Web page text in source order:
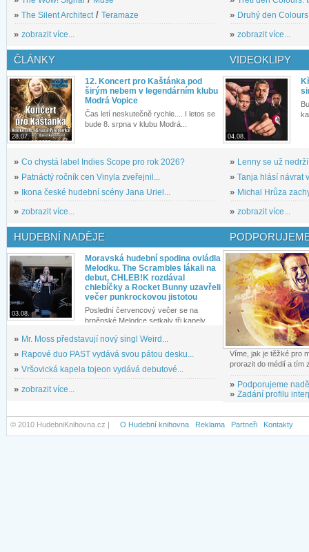
» The Silent Architect / Teramaze
» zobrazit více...
» Druhý den
» zobrazit více...
ČLÁNKY
28.07.
12. Koncert pro Kaštánka pod
širým nebem v legendárním klubu
Modrá Vopice
Čas letí neskutečně rychle.... I letos se
bude 8. srpna v klubu Modrá...
» Co chystá label Indies Scope pro rok 2026?
» Patnáctý ročník cen Vinyla zveřejnil...
»
Ikona české hudební scény Jana Uriel...
» zobrazit více...
VIDEOKLIPY
04.08.
» Lenny se už
» Tanja hlásí návrat
» Michal Hrůza
» zobrazit více...
HUDEBNÍ NADĚJE
03.08.
Moravská hudební spodina ovládla
Melodku. The Scrambles lákali na
debut, CHLEB!K rozdával
chlebíčky a Rocket Bunny uzavřeli
večer punkrockovou jistotou
Poslední červencový večer se na
brněnské Melodce setkaly tři kapely...
» Mr. Moss představují nový singl Weird...
» Rapové duo PAST vydává svou pátou desku...
» Vršovická kapela tojeon vydává debutové...
» zobrazit více...
Víme, jak je těžké pro
prorazit do médií a tím
» Podporujeme
» Zadání profilu
© 2010 HudebniKnihovna.cz | O Hudební knihovna Reklama Partneři Kontakty